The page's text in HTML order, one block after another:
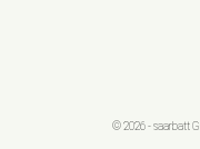
© 2026 - saarbatt